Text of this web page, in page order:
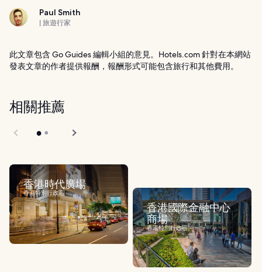
Paul Smith
| 旅遊行家
此文章包含 Go Guides 編輯小組的意見。Hotels.com 針對在本網站
發表文章的作者提供報酬，報酬形式可能包含旅行和其他費用。
相關推薦
香港時代廣場
香港特別行政區
香港國際金融中心
商場
香港特別行政區